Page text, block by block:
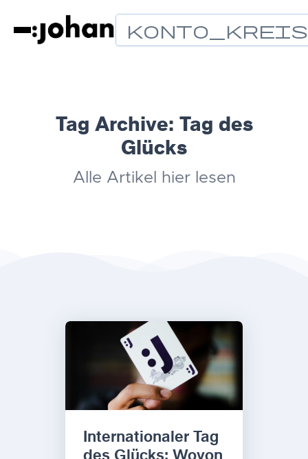
Konto_Kreis
Tag Archive: Tag des
Glücks
Alle Artikel hier lesen
Internationaler Tag
des Glücks: Wovon